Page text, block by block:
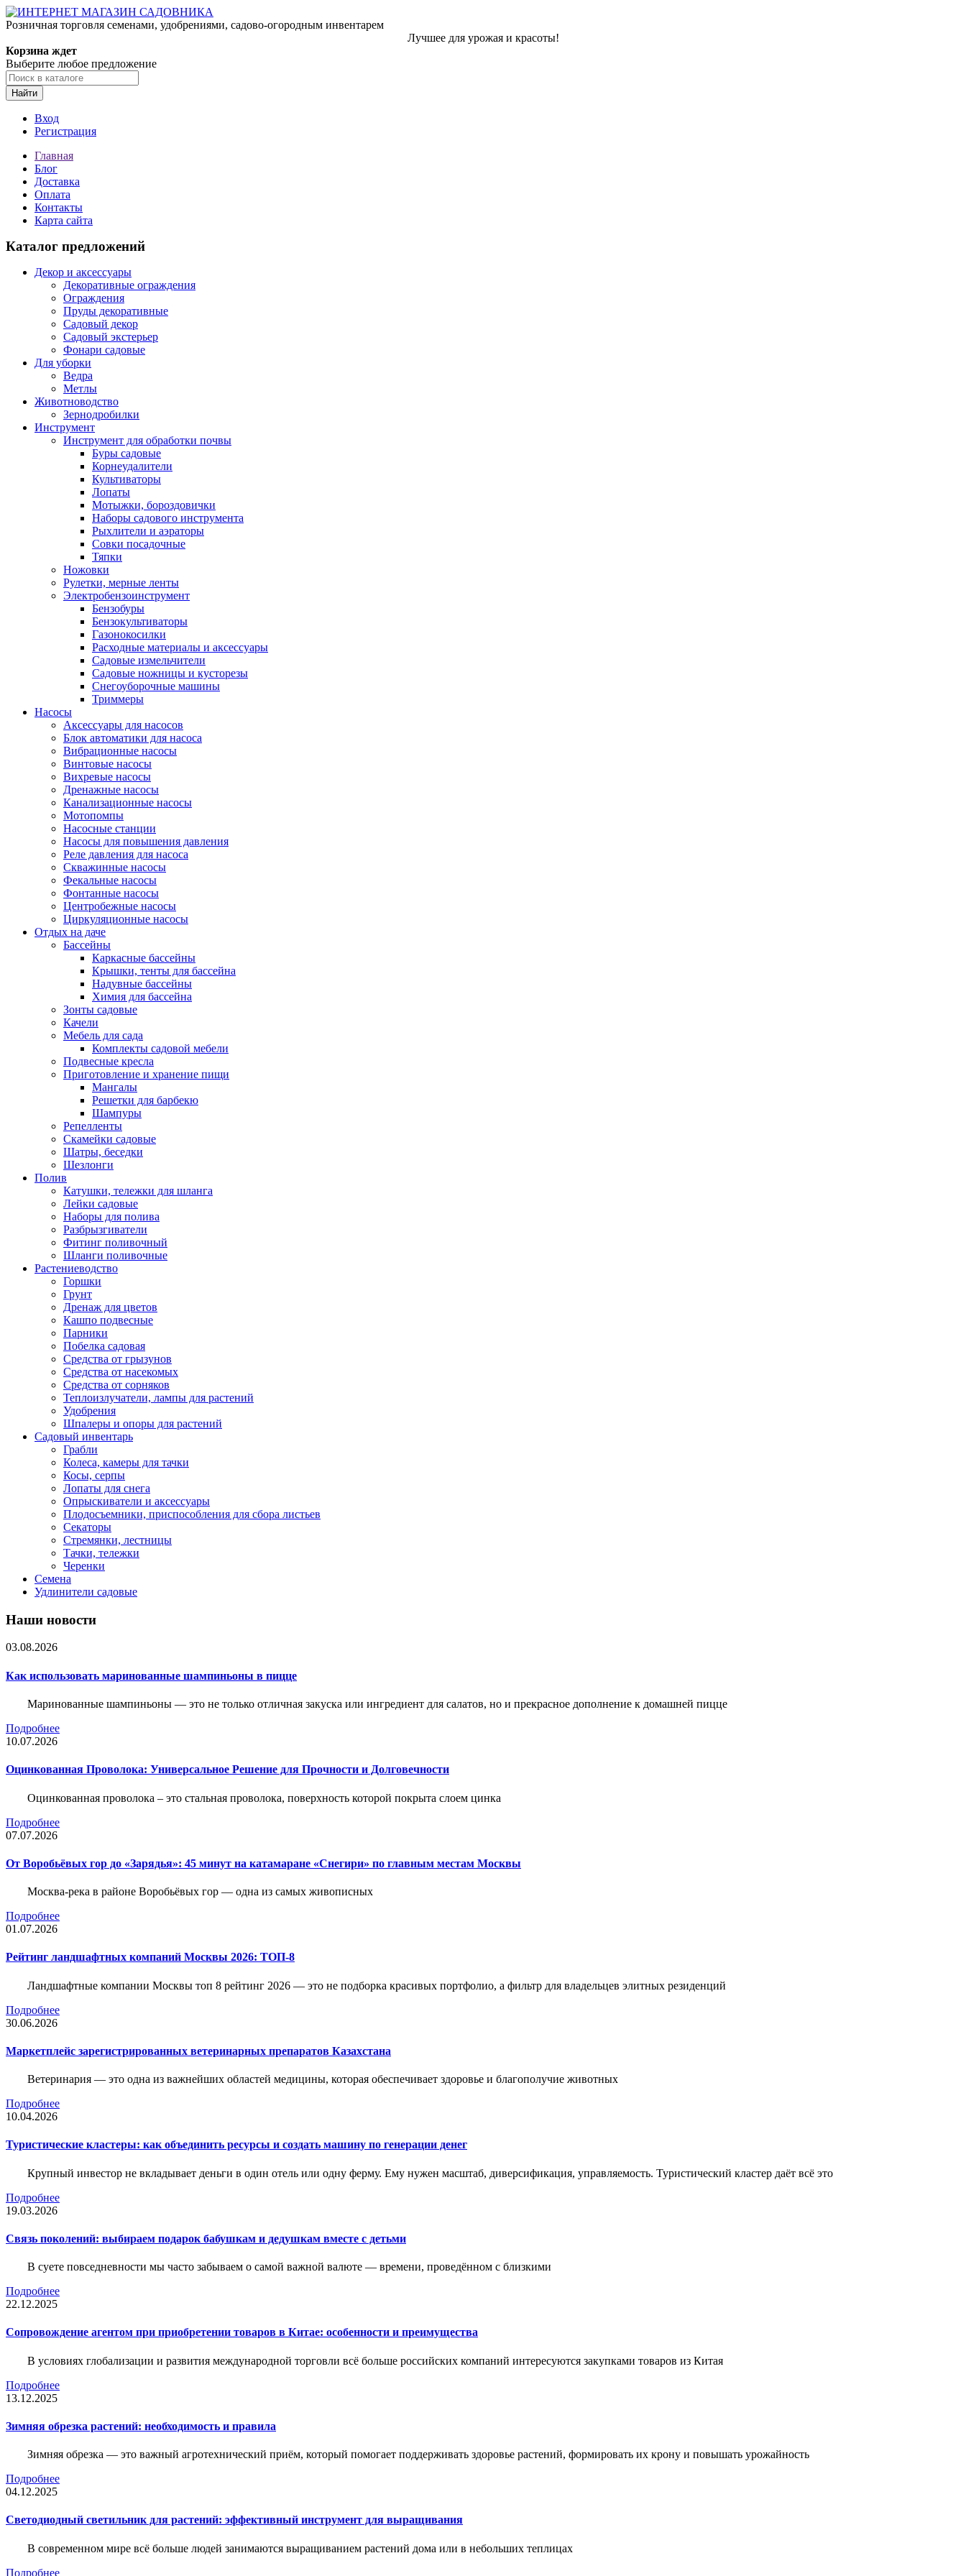
Розничная торговля семенами, удобрениями, садово-огородным инвентарем
Лучшее для урожая и красоты!
Корзина ждет
Выберите любое предложение
Найти
Вход
Регистрация
Главная
Блог
Доставка
Оплата
Контакты
Карта сайта
Каталог предложений
Декор и аксессуары
Декоративные ограждения
Ограждения
Пруды декоративные
Садовый декор
Садовый экстерьер
Фонари садовые
Для уборки
Ведра
Метлы
Животноводство
Зернодробилки
Инструмент
Инструмент для обработки почвы
Буры садовые
Корнеудалители
Культиваторы
Лопаты
Мотыжки, бороздовички
Наборы садового инструмента
Рыхлители и аэраторы
Совки посадочные
Тяпки
Ножовки
Рулетки, мерные ленты
Электробензоинструмент
Бензобуры
Бензокультиваторы
Газонокосилки
Расходные материалы и аксессуары
Садовые измельчители
Садовые ножницы и кусторезы
Снегоуборочные машины
Триммеры
Насосы
Аксессуары для насосов
Блок автоматики для насоса
Вибрационные насосы
Винтовые насосы
Вихревые насосы
Дренажные насосы
Канализационные насосы
Мотопомпы
Насосные станции
Насосы для повышения давления
Реле давления для насоса
Скважинные насосы
Фекальные насосы
Фонтанные насосы
Центробежные насосы
Циркуляционные насосы
Отдых на даче
Бассейны
Каркасные бассейны
Крышки, тенты для бассейна
Надувные бассейны
Химия для бассейна
Зонты садовые
Качели
Мебель для сада
Комплекты садовой мебели
Подвесные кресла
Приготовление и хранение пищи
Мангалы
Решетки для барбекю
Шампуры
Репелленты
Скамейки садовые
Шатры, беседки
Шезлонги
Полив
Катушки, тележки для шланга
Лейки садовые
Наборы для полива
Разбрызгиватели
Фитинг поливочный
Шланги поливочные
Растениеводство
Горшки
Грунт
Дренаж для цветов
Кашпо подвесные
Парники
Побелка садовая
Средства от грызунов
Средства от насекомых
Средства от сорняков
Теплоизлучатели, лампы для растений
Удобрения
Шпалеры и опоры для растений
Садовый инвентарь
Грабли
Колеса, камеры для тачки
Косы, серпы
Лопаты для снега
Опрыскиватели и аксессуары
Плодосъемники, приспособления для сбора листьев
Секаторы
Стремянки, лестницы
Тачки, тележки
Черенки
Семена
Удлинители садовые
Наши новости
03.08.2026
Как использовать маринованные шампиньоны в пицце
Маринованные шампиньоны — это не только отличная закуска или ингредиент для салатов, но и прекрасное дополнение к домашней пицце
Подробнее
10.07.2026
Оцинкованная Проволока: Универсальное Решение для Прочности и Долговечности
Оцинкованная проволока – это стальная проволока, поверхность которой покрыта слоем цинка
Подробнее
07.07.2026
От Воробьёвых гор до «Зарядья»: 45 минут на катамаране «Снегири» по главным местам Москвы
Москва-река в районе Воробьёвых гор — одна из самых живописных
Подробнее
01.07.2026
Рейтинг ландшафтных компаний Москвы 2026: ТОП-8
Ландшафтные компании Москвы топ 8 рейтинг 2026 — это не подборка красивых портфолио, а фильтр для владельцев элитных резиденций
Подробнее
30.06.2026
Маркетплейс зарегистрированных ветеринарных препаратов Казахстана
Ветеринария — это одна из важнейших областей медицины, которая обеспечивает здоровье и благополучие животных
Подробнее
10.04.2026
Туристические кластеры: как объединить ресурсы и создать машину по генерации денег
Крупный инвестор не вкладывает деньги в один отель или одну ферму. Ему нужен масштаб, диверсификация, управляемость. Туристический кластер даёт всё это
Подробнее
19.03.2026
Связь поколений: выбираем подарок бабушкам и дедушкам вместе с детьми
В суете повседневности мы часто забываем о самой важной валюте — времени, проведённом с близкими
Подробнее
22.12.2025
Сопровождение агентом при приобретении товаров в Китае: особенности и преимущества
В условиях глобализации и развития международной торговли всё больше российских компаний интересуются закупками товаров из Китая
Подробнее
13.12.2025
Зимняя обрезка растений: необходимость и правила
Зимняя обрезка — это важный агротехнический приём, который помогает поддерживать здоровье растений, формировать их крону и повышать урожайность
Подробнее
04.12.2025
Светодиодный светильник для растений: эффективный инструмент для выращивания
В современном мире всё больше людей занимаются выращиванием растений дома или в небольших теплицах
Подробнее